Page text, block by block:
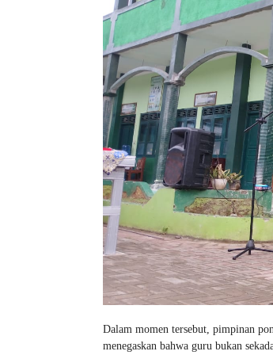
Dalam momen tersebut, pimpinan
menegaskan bahwa guru bukan